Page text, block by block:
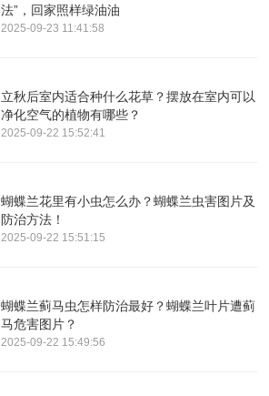
法”，回家照样绿油油
2025-09-23 11:41:58
立秋后室内适合种什么花草？摆放在室内可以
净化空气的植物有哪些？
2025-09-22 15:52:41
蝴蝶兰花里有小虫怎么办？蝴蝶兰虫害图片及
防治方法！
2025-09-22 15:51:15
蝴蝶兰蓟马虫怎样防治最好？蝴蝶兰叶片遭蓟
马危害图片？
2025-09-22 15:49:56